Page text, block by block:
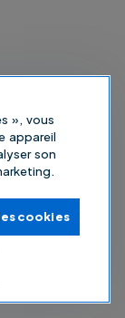
», vous
appareil
son
cookies